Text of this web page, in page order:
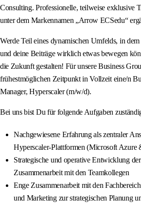
Consulting. Professionelle, teilweise exklusive
unter dem Markennamen „Arrow ECSedu“
Werde Teil eines dynamischen Umfelds, in
und deine Beiträge wirklich etwas bewegen
die Zukunft gestalten! Für unsere Business
frühestmöglichen Zeitpunkt in Vollzeit eine/n
Manager, Hyperscaler (m/w/d).
Bei uns bist Du für folgende Aufgaben
Nachgewiesene Erfahrung als zentraler
Hyperscaler-Plattformen (Microsoft Azure
Strategische und operative Entwicklung
Zusammenarbeit mit den Teamkollegen
Enge Zusammenarbeit mit den
und Marketing zur strategischen Planung